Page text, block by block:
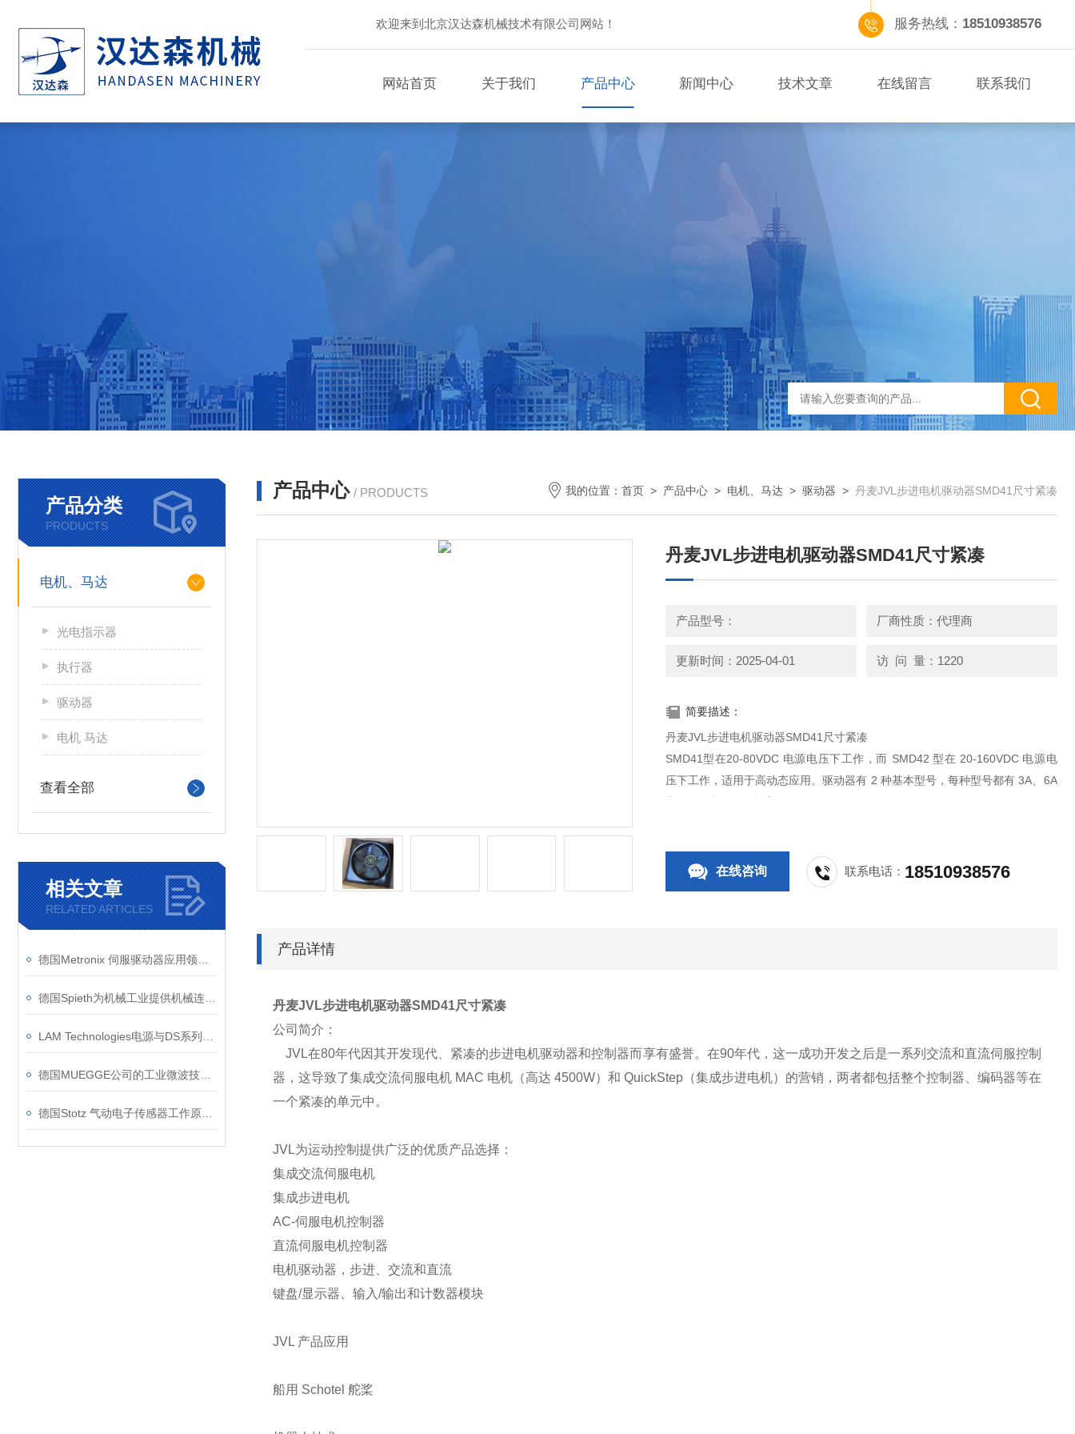
欢迎来到北京汉达森机械技术有限公司网站！ 服务热线： 18510938576
网站首页 关于我们 产品中心 新闻中心 技术文章 在线留言 联系我们
产品分类
PRODUCTS
电机、马达
光电指示器
执行器
驱动器
电机 马达
查看全部
相关文章
RELATED ARTICLES
产品中心 / PRODUCTS 我的位置： 首页 > 产品中心 > 电机、马达 > 驱动器 > 丹麦JVL步进电机驱动器SMD41尺寸紧凑
丹麦JVL步进电机驱动器SMD41尺寸紧凑
产品型号： 厂商性质：代理商
更新时间：2025-04-01 访 问 量：1220
简要描述：
丹麦JVL步进电机驱动器SMD41尺寸紧凑
SMD41型在20-80VDC 电源电压下工作，而 SMD42 型在 20-160VDC 电源电
压下工作，适用于高动态应用。驱动器有 2 种基本型号，每种型号都有 3A、6A
和 9A 版本。工作频率 0 至 800 kHz
在线咨询 联系电话： 18510938576
产品详情
丹麦JVL步进电机驱动器SMD41尺寸紧凑
公司简介：
JVL在80年代因其开发现代、紧凑的步进电机驱动器和控制器而享有盛誉。在90年代，这一成功开发之后是一系列交流和直流伺服控制
器，这导致了集成交流伺服电机 MAC 电机（高达 4500W）和 QuickStep（集成步进电机）的营销，两者都包括整个控制器、编码器等在
一个紧凑的单元中。
JVL为运动控制提供广泛的优质产品选择：
集成交流伺服电机
集成步进电机
AC-伺服电机控制器
直流伺服电机控制器
电机驱动器，步进、交流和直流
键盘/显示器、输入/输出和计数器模块
JVL 产品应用
船用 Schotel 舵桨